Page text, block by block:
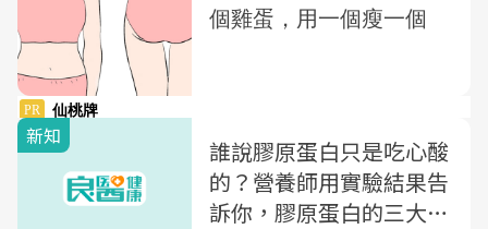
新知
誰說膠原蛋白只是吃心酸
的？營養師用實驗結果告
訴你，膠原蛋白的三大護